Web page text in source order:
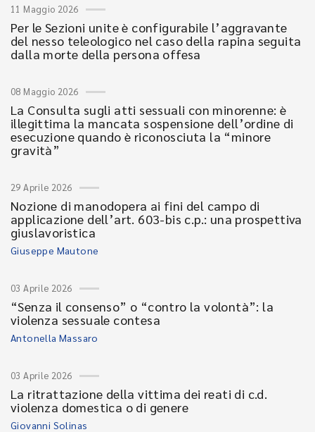
11 Maggio 2026
Per le Sezioni unite è configurabile l’aggravante
del nesso teleologico nel caso della rapina seguita
dalla morte della persona offesa
08 Maggio 2026
La Consulta sugli atti sessuali con minorenne: è
illegittima la mancata sospensione dell’ordine di
esecuzione quando è riconosciuta la “minore
gravità”
29 Aprile 2026
Nozione di manodopera ai fini del campo di
applicazione dell’art. 603-bis c.p.: una prospettiva
giuslavoristica
Giuseppe Mautone
03 Aprile 2026
“Senza il consenso” o “contro la volontà”: la
violenza sessuale contesa
Antonella Massaro
03 Aprile 2026
La ritrattazione della vittima dei reati di c.d.
violenza domestica o di genere
Giovanni Solinas